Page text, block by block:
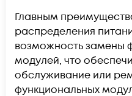
Главным
распределения
возможность замены
модулей, что
обслуживание или
функциональных